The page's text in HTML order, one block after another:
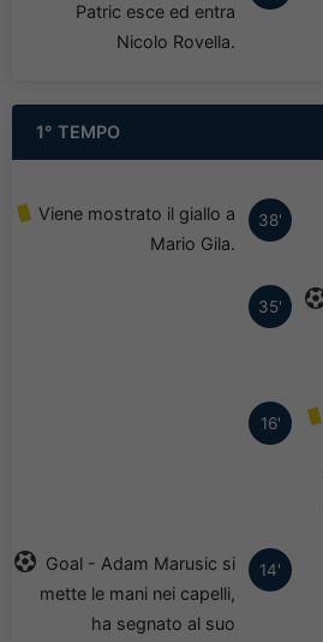
Patric esce ed entra
Nicolo Rovella.
1° TEMPO
38'
Viene mostrato il giallo a
Mario Gila.
35'
16'
14'
Goal - Adam Marusic si
mette le mani nei capelli,
ha segnato al suo